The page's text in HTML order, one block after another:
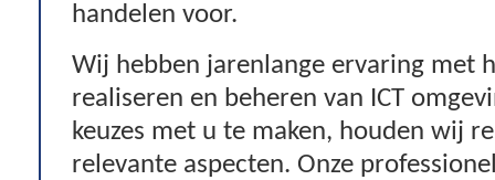
handelen voor.
Wij hebben jarenlange ervaring met
realiseren en beheren van ICT
keuzes met u te maken, houden wij
relevante aspecten. Onze